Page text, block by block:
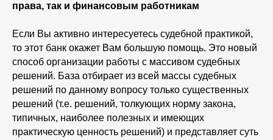
права, так и финансовым работникам
Если Вы активно интересуетесь судебной практикой,
то этот банк окажет Вам большую помощь. Это новый
способ организации работы с массивом судебных
решений. База отбирает из всей массы судебных
решений по данному вопросу только существенных
решений (т.е. решений, толкующих норму закона,
типичных, наиболее полезных и имеющих
практическую ценность решений) и представляет суть